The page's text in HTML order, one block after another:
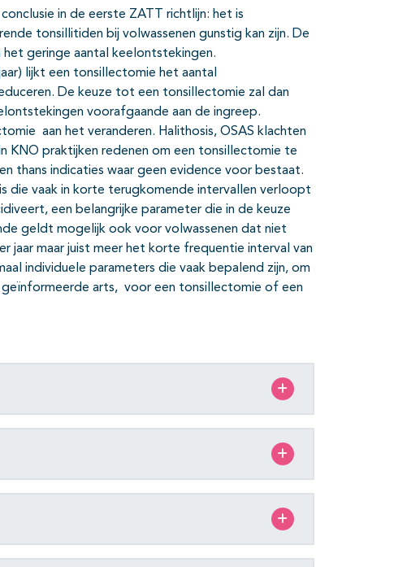
in de eerste ZATT richtlijn: het is
tonsillitiden bij volwassenen gunstig kan zijn. De
geringe aantal keelontstekingen.
lijkt een tonsillectomie het aantal
De keuze tot een tonsillectomie zal dan
voorafgaande aan de ingreep.
aan het veranderen. Halithosis, OSAS klachten
KNO praktijken redenen om een tonsillectomie te
thans indicaties waar geen evidence voor bestaat.
vaak in korte terugkomende intervallen verloopt
een belangrijke parameter die in de keuze
geldt mogelijk ook voor volwassenen dat niet
jaar maar juist meer het korte frequentie interval van
individuele parameters die vaak bepalend zijn, om
arts, voor een tonsillectomie of een